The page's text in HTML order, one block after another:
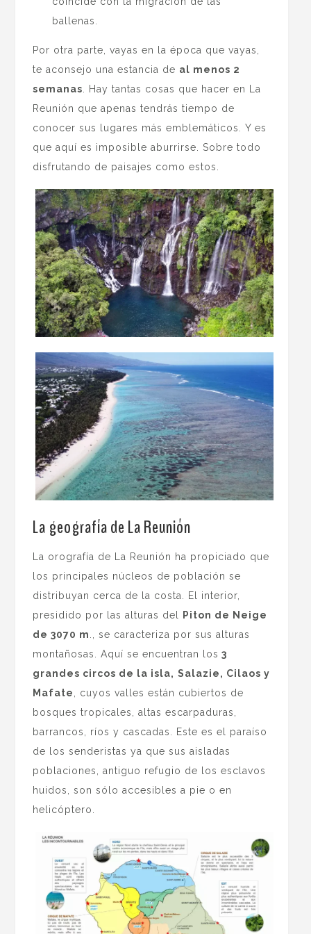
ballenas.
Por otra parte, vayas en la época que vayas,
te aconsejo una estancia de al menos 2
semanas. Hay tantas cosas que hacer en La
Reunión que apenas tendrás tiempo de
conocer sus lugares más emblemáticos. Y es
que aquí es imposible aburrirse. Sobre todo
disfrutando de paisajes como estos.
La geografía de La Reunión
La orografía de La Reunión ha propiciado que
los principales núcleos de población se
distribuyan cerca de la costa. El interior,
presidido por las alturas del Piton de Neige
de 3070 m., se caracteriza por sus alturas
montañosas. Aquí se encuentran los 3
grandes circos de la isla, Salazie, Cilaos y
Mafate, cuyos valles están cubiertos de
bosques tropicales, altas escarpaduras,
barrancos, ríos y cascadas. Este es el paraíso
de los senderistas ya que sus aisladas
poblaciones, antiguo refugio de los esclavos
huidos, son sólo accesibles a pie o en
helicóptero.